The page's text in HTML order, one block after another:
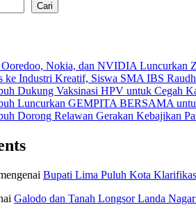
Cari
Ooredoo, Nokia, dan NVIDIA Luncurkan
ke Industri Kreatif, Siswa SMA IBS
Dukung Vaksinasi HPV untuk Cegah
Luncurkan GEMPITA BERSAMA
Dorong Relawan Gerakan Kebajikan
Bupati Lima Puluh Kota
Galodo dan Tanah Longsor Landa